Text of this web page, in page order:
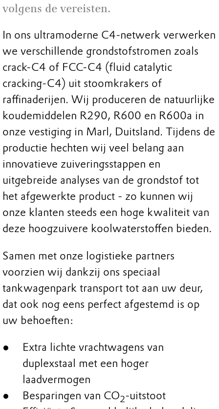
volgens de vereisten.
In ons ultramoderne C4-netwerk verwerken
we verschillende grondstofstromen zoals
crack-C4 of FCC-C4 (fluid catalytic
cracking-C4) uit stoomkrakers of
raffinaderijen. Wij produceren de natuurlijke
koudemiddelen R290, R600 en R600a in
onze vestiging in Marl, Duitsland. Tijdens de
productie hechten wij veel belang aan
innovatieve zuiveringsstappen en
uitgebreide analyses van de grondstof tot
het afgewerkte product - zo kunnen wij
onze klanten steeds een hoge kwaliteit van
deze hoogzuivere koolwaterstoffen bieden.
Samen met onze logistieke partners
voorzien wij dankzij ons speciaal
tankwagenpark transport tot aan uw deur,
dat ook nog eens perfect afgestemd is op
uw behoeften:
Extra lichte vrachtwagens van
duplexstaal met een hoger
laadvermogen
Besparingen van CO2-uitstoot